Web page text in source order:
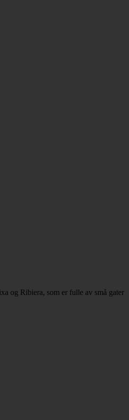
og Ribiera, som er fulle av små gater